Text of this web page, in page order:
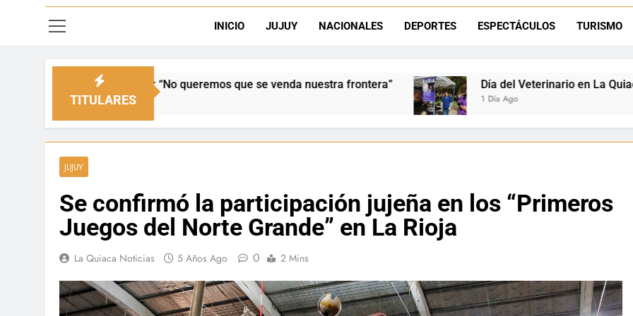
La frontera se subleva: Dante Velázquez enfrenta el remate de
INICIO JUJUY NACIONALES DEPORTES ESPECTÁCULOS TURISMO
TITULARES
“No queremos que se venda nuestra frontera” Día del Veterinario en La Quiaca: Zoonosis llevó
JUJUY
Se confirmó la participación jujeña en los “Primeros
Juegos del Norte Grande” en La Rioja
La Quiaca Noticias 5 Años Ago 0 2 Mins